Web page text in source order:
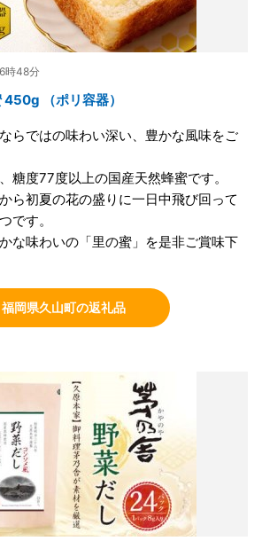
時48分
（ポリ容器）
らではの味わい深い、豊かな風味をご
糖度77度以上の国産天然蜂蜜です。
ら初夏の花の盛りに一日中飛び回って
です。
な味わいの「里の蜜」を是非ご賞味下
福岡県久山町の返礼品